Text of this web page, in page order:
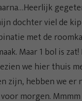
dochter viel de
met de
Maar 1 bol is zat!
we hier thuis
zijn, hebben we er
morgen. Mmmm